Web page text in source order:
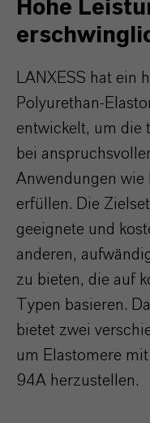
Hohe
LANXESS hat ein
Polyurethan-
entwickelt, um die
bei
Anwendungen wie
erfüllen. Die
geeignete und
anderen,
zu bieten, die auf
Typen basieren.
bietet zwei
um Elastomere
94A herzustellen.